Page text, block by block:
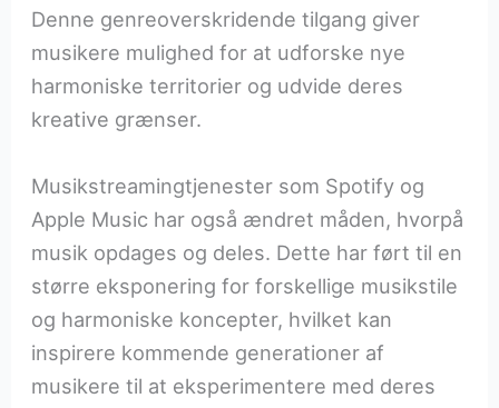
Denne genreoverskridende tilgang giver
musikere mulighed for at udforske nye
harmoniske territorier og udvide deres
kreative grænser.
Musikstreamingtjenester som Spotify og
Apple Music har også ændret måden, hvorpå
musik opdages og deles. Dette har ført til en
større eksponering for forskellige musikstile
og harmoniske koncepter, hvilket kan
inspirere kommende generationer af
musikere til at eksperimentere med deres